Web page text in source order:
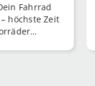
Fahrrad
höchste Zeit